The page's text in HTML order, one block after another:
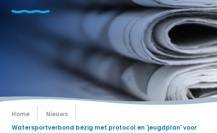
Home
Nieuws
Watersportverbond bezig met protocol en 'jeugdplan' voor